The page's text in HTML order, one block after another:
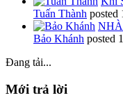
Tuấn Thành posted
Bảo Khánh posted
Đang tải...
Mới trả lời